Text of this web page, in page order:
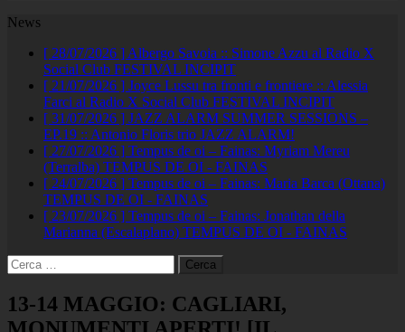
News
[ 28/07/2026 ] Albergo Savoia :: Simone Azzu al Radio X
Social Club FESTIVAL INCIPIT
[ 21/07/2026 ] Joyce Lussu tra fronti e frontiere :: Alessia
Farci al Radio X Social Club FESTIVAL INCIPIT
[ 31/07/2026 ] JAZZ ALARM SUMMER SESSIONS –
EP.19 :: Antonio Floris trio JAZZ ALARM!
[ 27/07/2026 ] Tempus de oi – Fainas: Myriam Mereu
(Terralba) TEMPUS DE OI - FAINAS
[ 24/07/2026 ] Tempus de oi – Fainas: Maria Barca (Ottana)
TEMPUS DE OI - FAINAS
[ 23/07/2026 ] Tempus de oi – Fainas: Jonathan della
Marianna (Escalaplano) TEMPUS DE OI - FAINAS
Ricerca
per:
13-14 MAGGIO: CAGLIARI,